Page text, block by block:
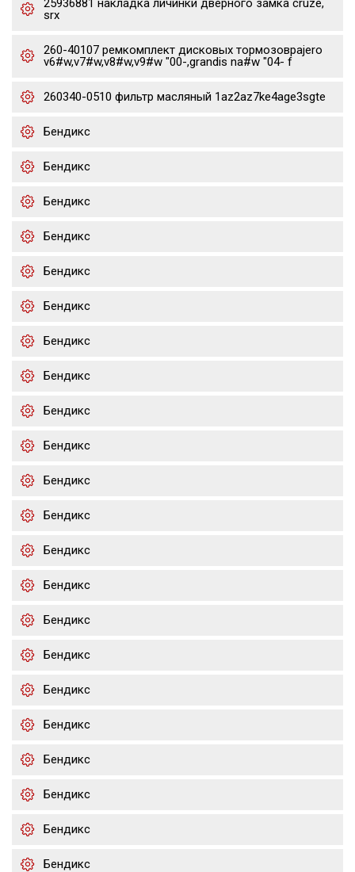
25936881 накладка личинки дверного замка cruze,
srx
260-40107 ремкомплект дисковых тормозовpajero
v6#w,v7#w,v8#w,v9#w "00-,grandis na#w "04- f
260340-0510 фильтр масляный 1az2az7ke4age3sgte
Бендикс
Бендикс
Бендикс
Бендикс
Бендикс
Бендикс
Бендикс
Бендикс
Бендикс
Бендикс
Бендикс
Бендикс
Бендикс
Бендикс
Бендикс
Бендикс
Бендикс
Бендикс
Бендикс
Бендикс
Бендикс
Бендикс